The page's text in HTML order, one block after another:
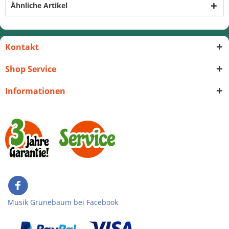
Ähnliche Artikel
Kontakt
Shop Service
Informationen
Musik Grünebaum bei Facebook